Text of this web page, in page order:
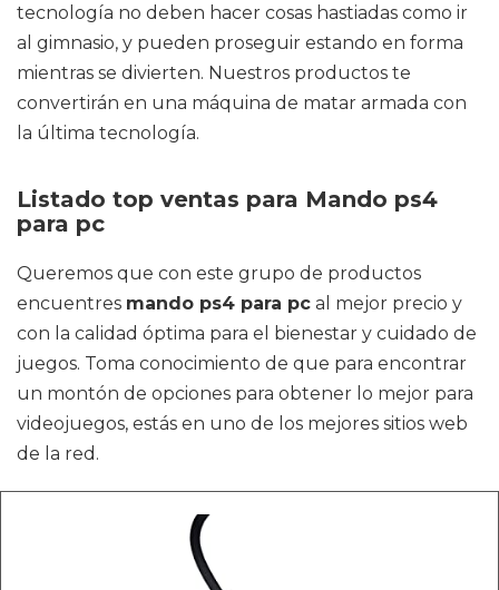
tecnología no deben hacer cosas hastiadas como ir
al gimnasio, y pueden proseguir estando en forma
mientras se divierten. Nuestros productos te
convertirán en una máquina de matar armada con
la última tecnología.
Listado top ventas para Mando ps4
para pc
Queremos que con este grupo de productos
encuentres mando ps4 para pc al mejor precio y
con la calidad óptima para el bienestar y cuidado de
juegos. Toma conocimiento de que para encontrar
un montón de opciones para obtener lo mejor para
videojuegos, estás en uno de los mejores sitios web
de la red.